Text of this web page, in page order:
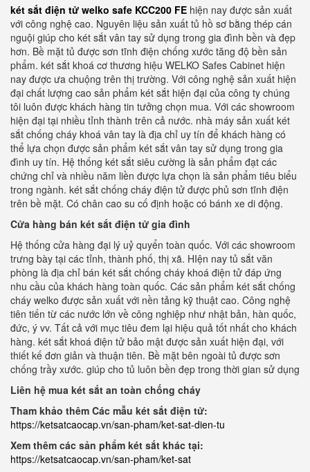
két sắt điện tử welko safe KCC200 FE hiện nay được sản xuất
với công nghệ cao. Nguyên liệu sản xuất tủ hồ sơ bằng thép cán
nguội giúp cho két sắt vân tay sử dụng trong gia đình bền và đẹp
hơn. Bề mặt tủ được sơn tĩnh điện chống xước tăng độ bền sản
phẩm. két sắt khoá cơ thương hiệu WELKO Safes Cabinet hiện
nay được ưa chuộng trên thị trường. Với công nghệ sản xuất hiện
đại chất lượng cao sản phẩm két sắt hiện đại của công ty chúng
tôi luôn được khách hàng tin tưởng chọn mua. Với các showroom
hiện đại tại nhiều tỉnh thành trên cả nước. nhà máy sản xuất két
sắt chống cháy khoá vân tay là địa chỉ uy tín để khách hàng có
thể lựa chọn được sản phẩm két sắt vân tay sử dụng trong gia
đình uy tín. Hệ thống két sắt siêu cường là sản phẩm đạt các
chứng chỉ và nhiều năm liền được lựa chọn là sản phẩm tiêu biểu
trong ngành. két sắt chống cháy điện tử được phủ sơn tĩnh điện
trên bề mặt. Có chân cao su cố định hoặc có bánh xe di động.
Cửa hàng bán két sắt điện tử gia đình
Hệ thống cửa hàng đại lý uỷ quyển toàn quốc. Với các showroom
trưng bày tại các tỉnh, thành phố, thị xã. HIện nay tủ sắt văn
phòng là địa chỉ bán két sắt chống cháy khoá điện tử đáp ứng
nhu cầu của khách hàng toàn quốc. Các sản phẩm két sắt chống
cháy welko được sản xuất với nền tảng kỹ thuật cao. Công nghệ
tiên tiến từ các nước lớn về công nghiệp như nhật bản, hàn quốc,
đức, ý vv. Tất cả với mục tiêu đem lại hiệu quả tốt nhất cho khách
hàng. két sắt khoá điện tử bảo mật được sản xuất hiện đại, với
thiết kế đơn giản và thuận tiên. Bề mặt bên ngoài tủ được sơn
chống trầy xước. giúp cho tủ luôn bền đẹp trong thời gian sử dụng
Liên hệ mua két sắt an toàn chống cháy
Tham khảo thêm Các mẫu két sắt điện tử:
https://ketsatcaocap.vn/san-pham/ket-sat-dien-tu
Xem thêm các sản phẩm két sắt khác tại:
https://ketsatcaocap.vn/san-pham/ket-sat